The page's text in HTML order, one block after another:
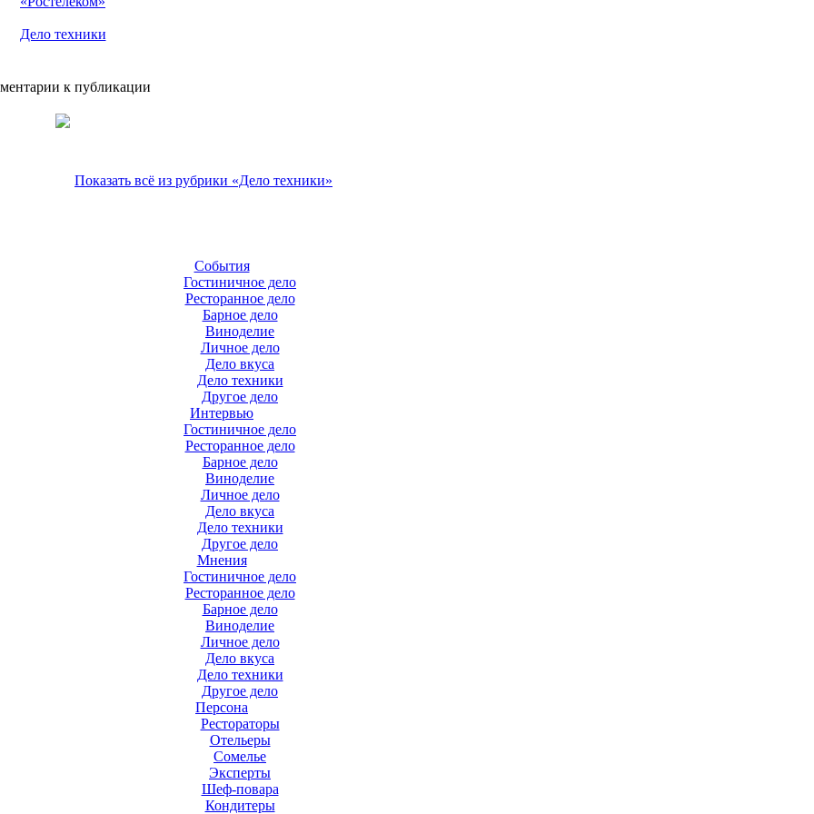
Дело техники
к публикации
Показать всё из рубрики «Дело техники»
События
Гостиничное дело
Ресторанное дело
Барное дело
Виноделие
Личное дело
Дело вкуса
Дело техники
Другое дело
Интервью
Гостиничное дело
Ресторанное дело
Барное дело
Виноделие
Личное дело
Дело вкуса
Дело техники
Другое дело
Мнения
Гостиничное дело
Ресторанное дело
Барное дело
Виноделие
Личное дело
Дело вкуса
Дело техники
Другое дело
Персона
Рестораторы
Отельеры
Сомелье
Эксперты
Шеф-повара
Кондитеры